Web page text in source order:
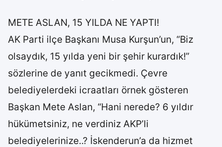
METE ASLAN, 15 YILDA NE YAPTI!
AK Parti ilçe Başkanı Musa Kurşun’un, “Biz
olsaydık, 15 yılda yeni bir şehir kurardık!”
sözlerine de yanıt gecikmedi. Çevre
belediyelerdeki icraatları örnek gösteren
Başkan Mete Aslan, “Hani nerede? 6 yıldır
hükümetsiniz, ne verdiniz AKP’li
belediyelerinize..? İskenderun’a da hizmet